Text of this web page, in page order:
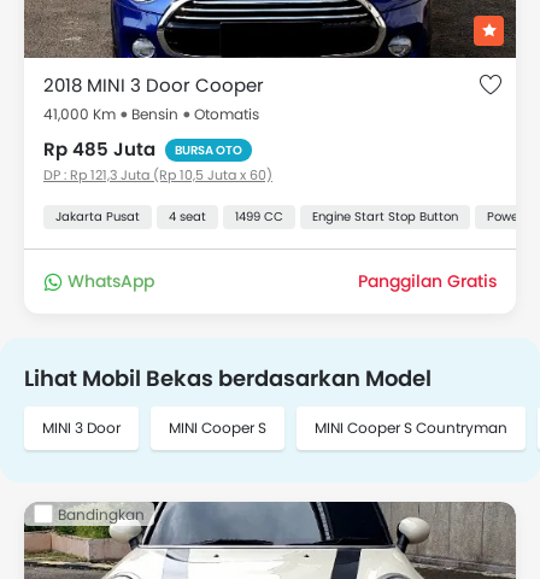
2018 MINI 3 Door Cooper
41,000 Km Bensin Otomatis
Rp 485 Juta BURSA OTO
DP : Rp 121,3 Juta (Rp 10,5 Juta x 60)
Jakarta Pusat 4 seat 1499 CC Engine Start Stop Button Power
WhatsApp Panggilan Gratis
Lihat Mobil Bekas berdasarkan Model
MINI 3 Door MINI Cooper S MINI Cooper S Countryman
Bandingkan